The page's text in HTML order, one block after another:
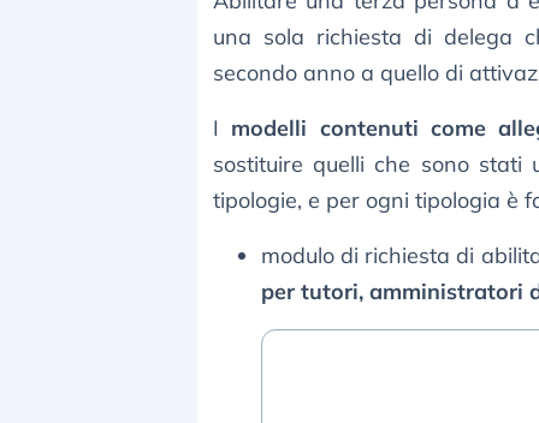
una sola richiesta di delega
secondo anno a quello di
I modelli contenuti come
sostituire quelli che sono
tipologie, e per ogni tipologia è
modulo di richiesta di
per tutori, amministratori